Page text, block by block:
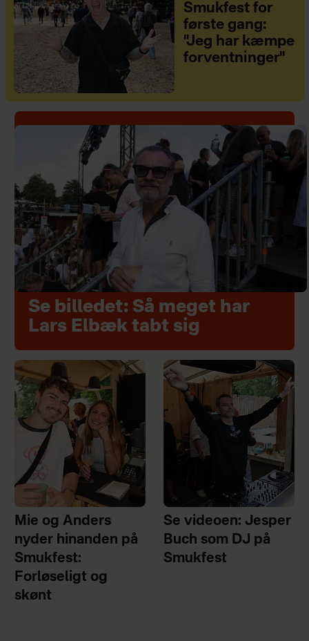
Smukfest for
første gang:
"Jeg har kæmpe
forventninger"
Se billedet: Så meget har
Lars Elbæk tabt sig
Mie og Anders
nyder hinanden på
Smukfest:
Forløseligt og
skønt
Se videoen: Jesper
Buch som DJ på
Smukfest